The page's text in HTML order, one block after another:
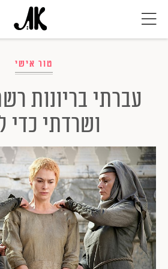
אג׳נדה
אופנה
ביוטי
סלבס
ערוצים
המגזין
טור אישי
עברתי בריונות
ושרדתי כדי